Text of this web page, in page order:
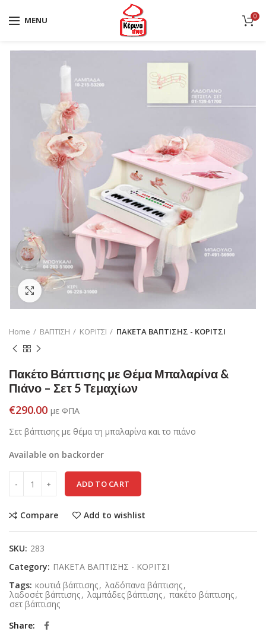
MENU 0
Click to enlarge
Home ΒΑΠΤΙΣΗ ΚΟΡΙΤΣΙ ΠΑΚΕΤΑ ΒΑΠΤΙΣΗΣ - ΚΟΡΙΤΣΙ
Πακέτο Βάπτισης με Θέμα Μπαλαρίνα &
Πιάνο – Σετ 5 Τεμαχίων
€290.00 με ΦΠΑ
Σετ βάπτισης με θέμα τη μπαλαρίνα και το πιάνο
Available on backorder
ADD TO CART
Compare Add to wishlist
SKU: 283
Category: ΠΑΚΕΤΑ ΒΑΠΤΙΣΗΣ - ΚΟΡΙΤΣΙ
Tags: κουτιά βάπτισης, λαδόπανα βάπτισης,
λαδοσέτ βάπτισης, λαμπάδες βάπτισης, πακέτο βάπτισης,
σετ βάπτισης
Share